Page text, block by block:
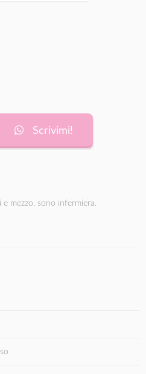
Scrivimi!
mezzo, sono infermiera.